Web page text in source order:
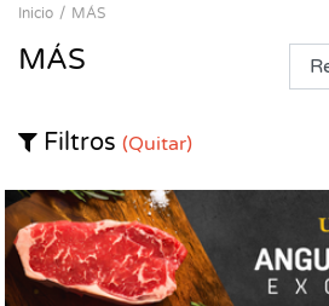
Inicio MÁS
MÁS
Filtros (Quitar)